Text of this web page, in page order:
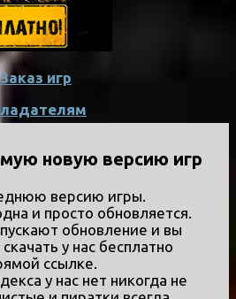
игр
новую версию игр
версию игры.
и просто обновляется.
обновление и вы
у нас бесплатно
ссылке.
у нас нет никогда не